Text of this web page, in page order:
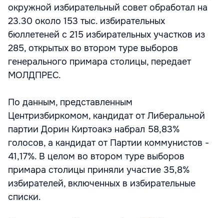
окружной избирательный совет обработал на
23.30 около 153 тыс. избирательных
бюллетеней с 215 избирательных участков из
285, открытых во втором туре выборов
генерального примара столицы, передает
МОЛДПРЕС.
По данным, представленным
Центризбиркомом, кандидат от Либеральной
партии Дорин Киртоакэ набрал 58,83%
голосов, а кандидат от Партии коммунистов -
41,17%. В целом во втором туре выборов
примара столицы приняли участие 35,8%
избирателей, включенных в избирательные
списки.